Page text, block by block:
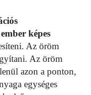
képes
Az öröm
Az öröm
azon a ponton,
egységes